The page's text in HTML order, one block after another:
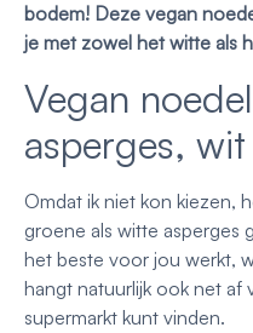
bodem! Deze vegan
je met zowel het witte als
Vegan
asperges,
Omdat ik niet kon kiezen,
groene als witte asperges
het beste voor jou werkt,
hangt natuurlijk ook net af
supermarkt kunt vinden.